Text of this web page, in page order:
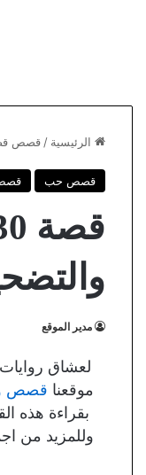
الرئيسية / قصص
قصص حب
مدير الموقع
لعشاق
موقعنا قصص
وللمزيد من